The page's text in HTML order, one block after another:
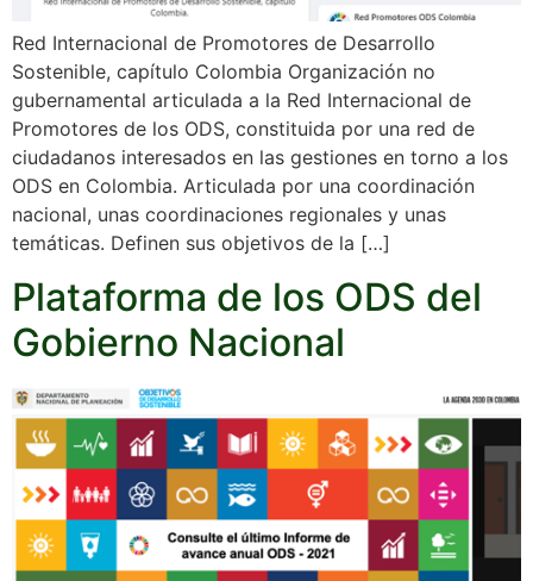
Red Internacional de Promotores de Desarrollo
Sostenible, capítulo Colombia Organización no
gubernamental articulada a la Red Internacional de
Promotores de los ODS, constituida por una red de
ciudadanos interesados en las gestiones en torno a los
ODS en Colombia. Articulada por una coordinación
nacional, unas coordinaciones regionales y unas
temáticas. Definen sus objetivos de la […]
Plataforma de los ODS del
Gobierno Nacional